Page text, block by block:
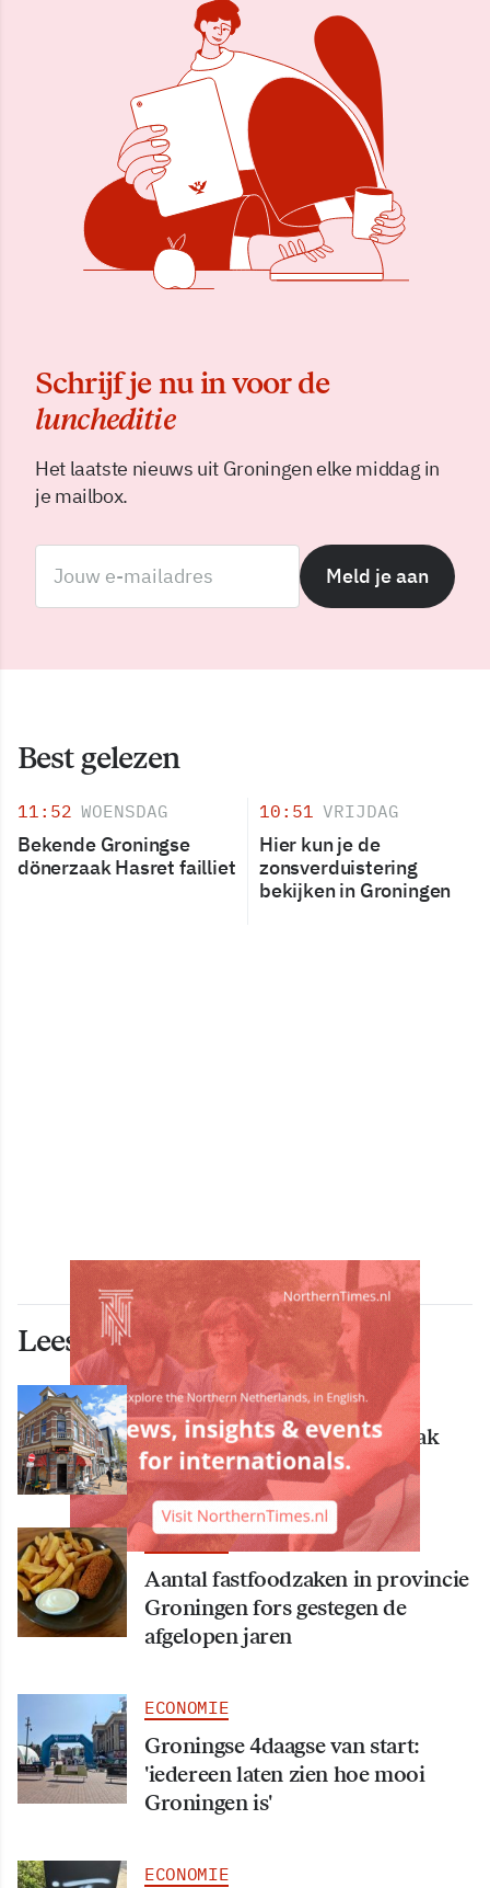
Schrijf je nu in voor de
luncheditie
Het laatste nieuws uit Groningen elke middag in
je mailbox.
Meld je aan
Best gelezen
11:52 WOENSDAG
Bekende Groningse
dönerzaak Hasret failliet
10:51 VRIJDAG
Hier kun je de
zonsverduistering
bekijken in Groningen
Lees ook deze artikelen
ECONOMIE
Bekende Groningse dönerzaak
Hasret failliet
ECONOMIE
Aantal fastfoodzaken in provincie
Groningen fors gestegen de
afgelopen jaren
ECONOMIE
Groningse 4daagse van start:
'iedereen laten zien hoe mooi
Groningen is'
ECONOMIE